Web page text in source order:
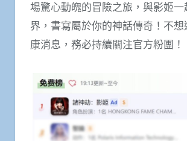
場驚心動魄的冒險之旅，與影姬一
界，書寫屬於你的神話傳奇！不
康消息，務必持續關注官方粉團！